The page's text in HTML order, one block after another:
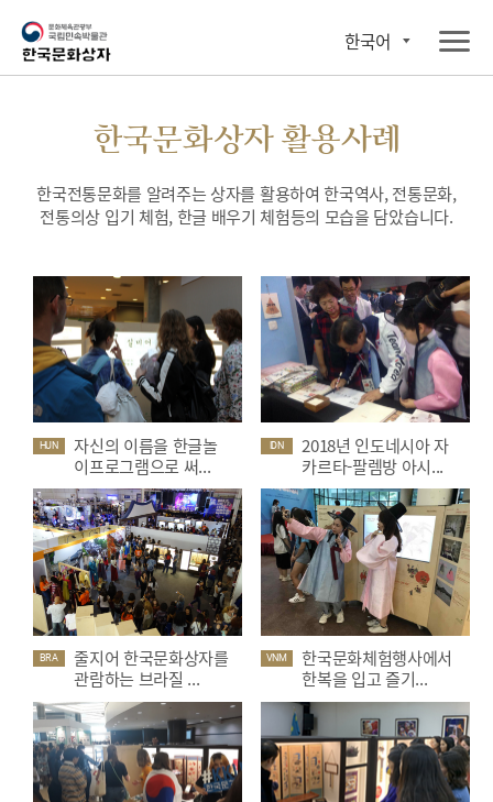
한국어
한국문화상자 활용사례
한국전통문화를 알려주는 상자를 활용하여 한국역사, 전통문화,
전통의상 입기 체험, 한글 배우기 체험등의 모습을 담았습니다.
HUN
자신의 이름을 한글놀
이프로그램으로 써...
IDN
2018년 인도네시아 자
카르타-팔렘방 아시...
BRA
줄지어 한국문화상자를
관람하는 브라질 ...
VNM
한국문화체험행사에서
한복을 입고 즐기...